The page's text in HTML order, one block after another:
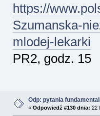
https://
Szumanska-
mlodej-lekarki
PR2, godz. 15
Odp: pytania
« Odpowiedź #130 dnia: 22